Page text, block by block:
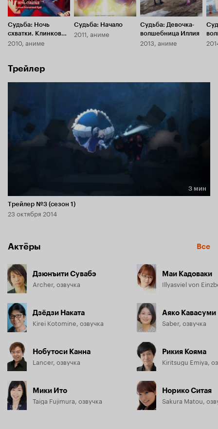
Судьба: Ночь
схватки. Клинков
бесконечный край
2010, аниме
Судьба: Начало
2011, аниме
Судьба: Девочка-
волшебница Иллия
2013, аниме
Трейлер
Длительность 3 мин
3 мин
Трейлер №3 (сезон 1)
23 октября 2014
Актёры Все
Дзюнъити Сувабэ
Archer, озвучка
Дзёдзи Наката
Kirei Kotomine, озвучка
Нобутоси Канна
Lancer, озвучка
Мики Ито
Taiga Fujimura, озвучка
Маи Кадоваки
Illyasviel von
Аяко Кавасуми
Saber, озвучка
Рикия Кояма
Kiritsugu Emiya,
Норико Ситая
Sakura Matou,